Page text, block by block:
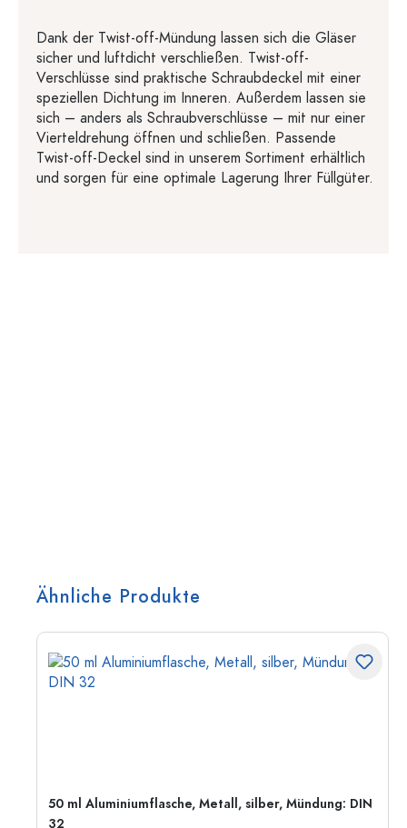
Dank der Twist-off-Mündung lassen sich die Gläser
sicher und luftdicht verschließen. Twist-off-
Verschlüsse sind praktische Schraubdeckel mit einer
speziellen Dichtung im Inneren. Außerdem lassen sie
sich – anders als Schraubverschlüsse – mit nur einer
Vierteldrehung öffnen und schließen. Passende
Twist-off-Deckel sind in unserem Sortiment erhältlich
und sorgen für eine optimale Lagerung Ihrer Füllgüter.
Ähnliche Produkte
50 ml Aluminiumflasche, Metall, silber, Mündung: DIN
32